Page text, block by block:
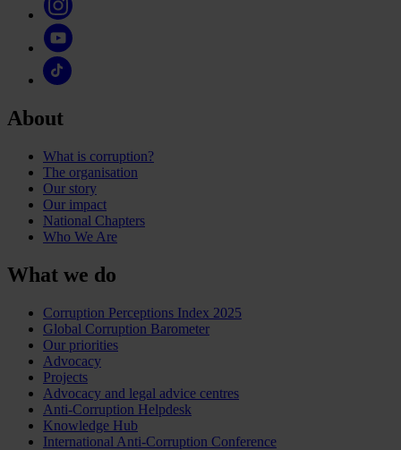
About
What is corruption?
The organisation
Our story
Our impact
National Chapters
Who We Are
What we do
Corruption Perceptions Index 2025
Global Corruption Barometer
Our priorities
Advocacy
Projects
Advocacy and legal advice centres
Anti-Corruption Helpdesk
Knowledge Hub
International Anti-Corruption Conference